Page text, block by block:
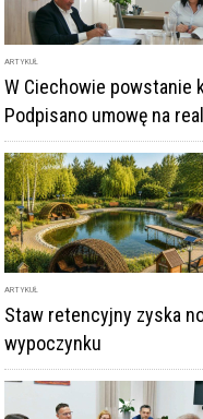
ARTYKUŁ
W Ciechowie powstanie
Podpisano umowę na
ARTYKUŁ
Staw retencyjny zyska
wypoczynku